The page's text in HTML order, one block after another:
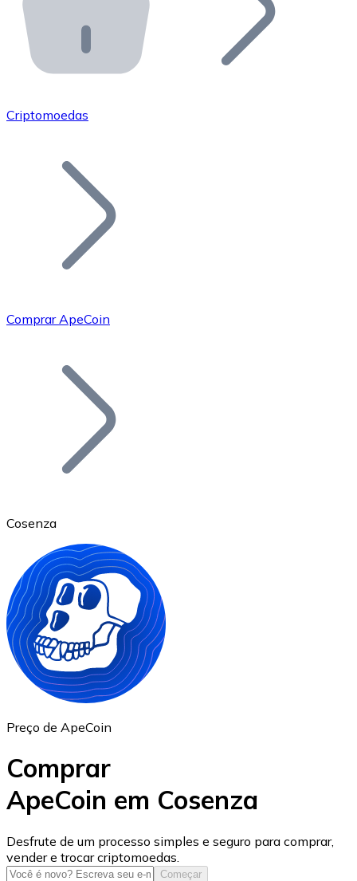
API Bitnovo
Integre nossa API no seu ecossistema.
Junte-se à nossa rede de revendedores e comercialize
Adicione o token do seu projeto ao nosso serviço de
Bitcoin
Ethereum
ETH
USD Coin
USDC
Criptomoedas
Comprar ApeCoin
Cosenza
Preço de ApeCoin
Comprar
ApeCoin em Cosenza
Desfrute de um processo simples e seguro para comprar,
vender e trocar criptomoedas.
Começar